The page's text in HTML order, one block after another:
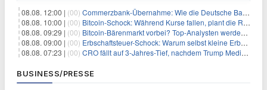
08.08. 12:00 | (00) Commerzbank-Übernahme: Wie die Deutsche Bank im Schatten zum großen Gewinner wird
08.08. 10:00 | (00) Bitcoin-Schock: Während Kurse fallen, plant die Regierung die Steuer-Bombe
08.08. 09:29 | (00) Bitcoin-Bärenmarkt vorbei? Top-Analysten werden optimistisch, aber die Geschichte sagt etwas anderes
08.08. 09:00 | (00) Erbschaftsteuer-Schock: Warum selbst kleine Erbschaften den Fiskus Millionen kosten
08.08. 07:23 | (00) CRO fällt auf 3-Jahres-Tief, nachdem Trump Media zwei große Crypto.com-Deals storniert
BUSINESS/PRESSE